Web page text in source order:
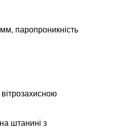
паропроникність
штанині з